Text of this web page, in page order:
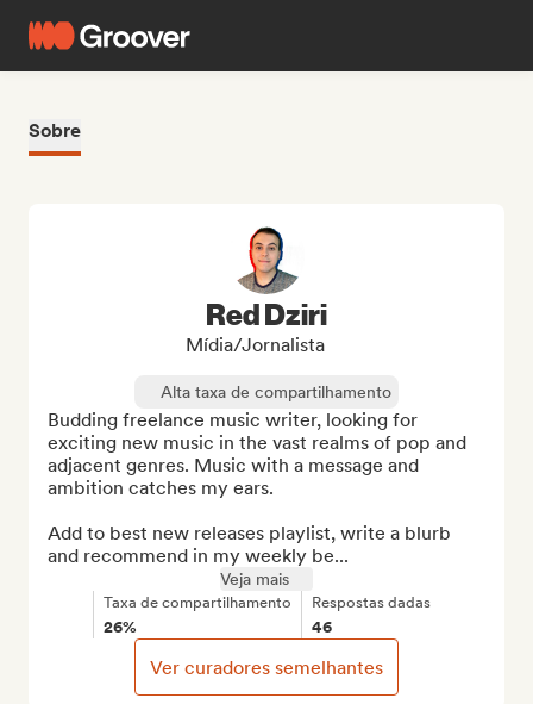
Sobre
Red Dziri
Mídia/Jornalista
Alta taxa de compartilhamento
Budding freelance music writer, looking for
exciting new music in the vast realms of pop and
adjacent genres. Music with a message and
ambition catches my ears.
Add to best new releases playlist, write a blurb
and recommend in my weekly be...
Veja mais
Taxa de compartilhamento
26%
Respostas dadas
46
Ver curadores semelhantes